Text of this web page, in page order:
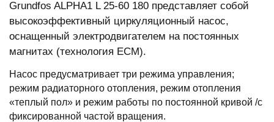
Grundfos ALPHA1 L 25-60 180 представляет собой
высокоэффективный циркуляционный насос,
оснащенный электродвигателем на постоянных
магнитах (технология ECM).
Насос предусматривает три режима управления;
режим радиаторного отопления, режим отопления
«теплый пол» и режим работы по постоянной кривой /с
фиксированной частой вращения.